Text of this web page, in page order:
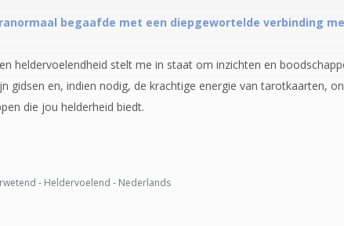
begaafde met een diepgewortelde verbinding
heldervoelendheid stelt me in staat om inzichten en
gidsen en, indien nodig, de krachtige energie van tarotkaarten,
die jou helderheid biedt.
- Heldervoelend - Nederlands